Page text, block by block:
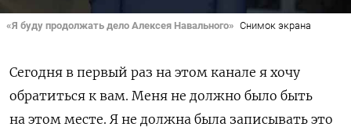
«Я буду продолжать дело Алексея Навального» Снимок экрана
Сегодня в первый раз на этом канале я хочу
обратиться к вам. Меня не должно было быть
на этом месте. Я не должна была записывать это